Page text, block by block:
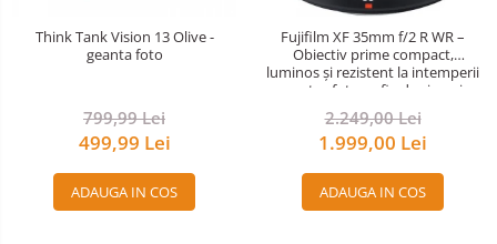
Think Tank Vision 13 Olive -
geanta foto
799,99 Lei
499,99 Lei
ADAUGA IN COS
Fujifilm XF 35mm f/2 R WR –
Obiectiv prime compact,
luminos și rezistent la intemperii
pentru fotografie de zi cu zi
2.249,00 Lei
1.999,00 Lei
ADAUGA IN COS